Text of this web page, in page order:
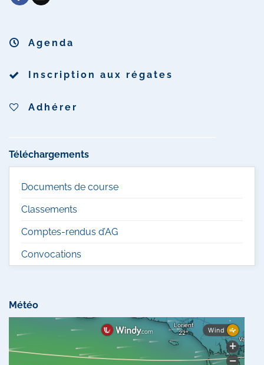
Agenda
Inscription aux régates
Adhérer
Téléchargements
Documents de course
Classements
Comptes-rendus d’AG
Convocations
Météo